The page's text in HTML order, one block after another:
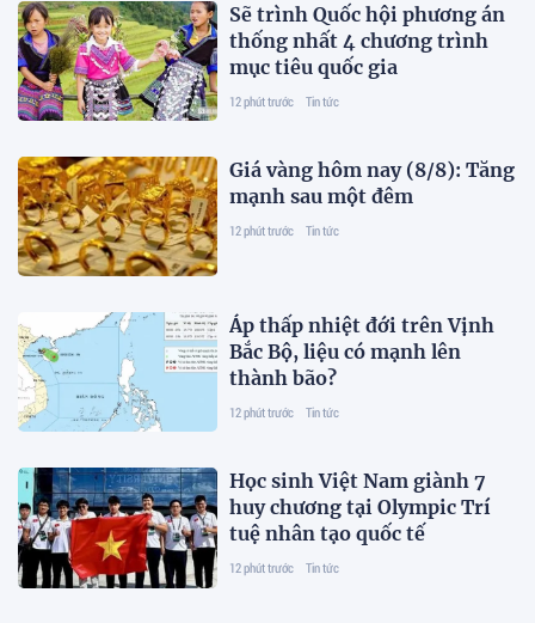
Sẽ trình Quốc hội phương án
thống nhất 4 chương trình
mục tiêu quốc gia
12 phút trước Tin tức
Giá vàng hôm nay (8/8): Tăng
mạnh sau một đêm
12 phút trước Tin tức
Áp thấp nhiệt đới trên Vịnh
Bắc Bộ, liệu có mạnh lên
thành bão?
12 phút trước Tin tức
Học sinh Việt Nam giành 7
huy chương tại Olympic Trí
tuệ nhân tạo quốc tế
12 phút trước Tin tức